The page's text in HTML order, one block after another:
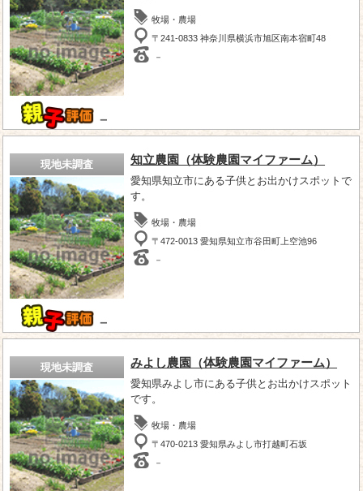
－
牧場・農場
〒241-0833 神奈川県横浜市旭区南本宿町48
－
現地未調査
－
知立農園（体験農園マイファーム）
愛知県知立市にある子供とお出かけスポットで
す。
牧場・農場
〒472-0013 愛知県知立市谷田町上空池96
－
現地未調査 みよし農園（体験農園マイファーム）
愛知県みよし市にある子供とお出かけスポット
です。
牧場・農場
〒470-0213 愛知県みよし市打越町石坂
－